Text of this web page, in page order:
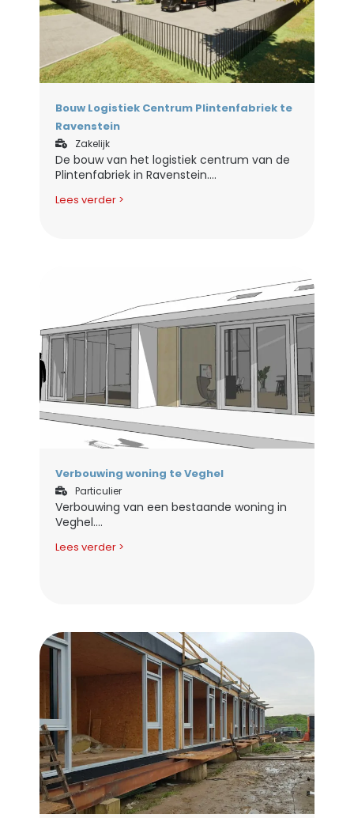
Bouw Logistiek Centrum Plintenfabriek te
Ravenstein
Zakelijk
De bouw van het logistiek centrum van de
Plintenfabriek in Ravenstein....
Lees verder >
Verbouwing woning te Veghel
Particulier
Verbouwing van een bestaande woning in
Veghel....
Lees verder >